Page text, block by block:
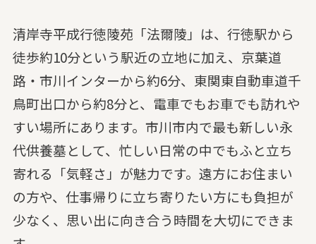
清岸寺平成行徳陵苑「法爾陵」は、行徳駅から
徒歩約10分という駅近の立地に加え、京葉道
路・市川インターから約6分、東関東自動車道千
鳥町出口から約8分と、電車でもお車でも訪れや
すい場所にあります。市川市内で最も新しい永
代供養墓として、忙しい日常の中でもふと立ち
寄れる「気軽さ」が魅力です。遠方にお住まい
の方や、仕事帰りに立ち寄りたい方にも負担が
少なく、思い出に向き合う時間を大切にできま